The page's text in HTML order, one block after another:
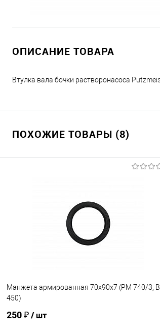
ОПИСАНИЕ ТОВАРА
Втулка вала бочки растворонасоса
ПОХОЖИЕ ТОВАРЫ (8)
Манжета армированная 70х90х7 (PM 740/3,
450)
250 ₽/ шт